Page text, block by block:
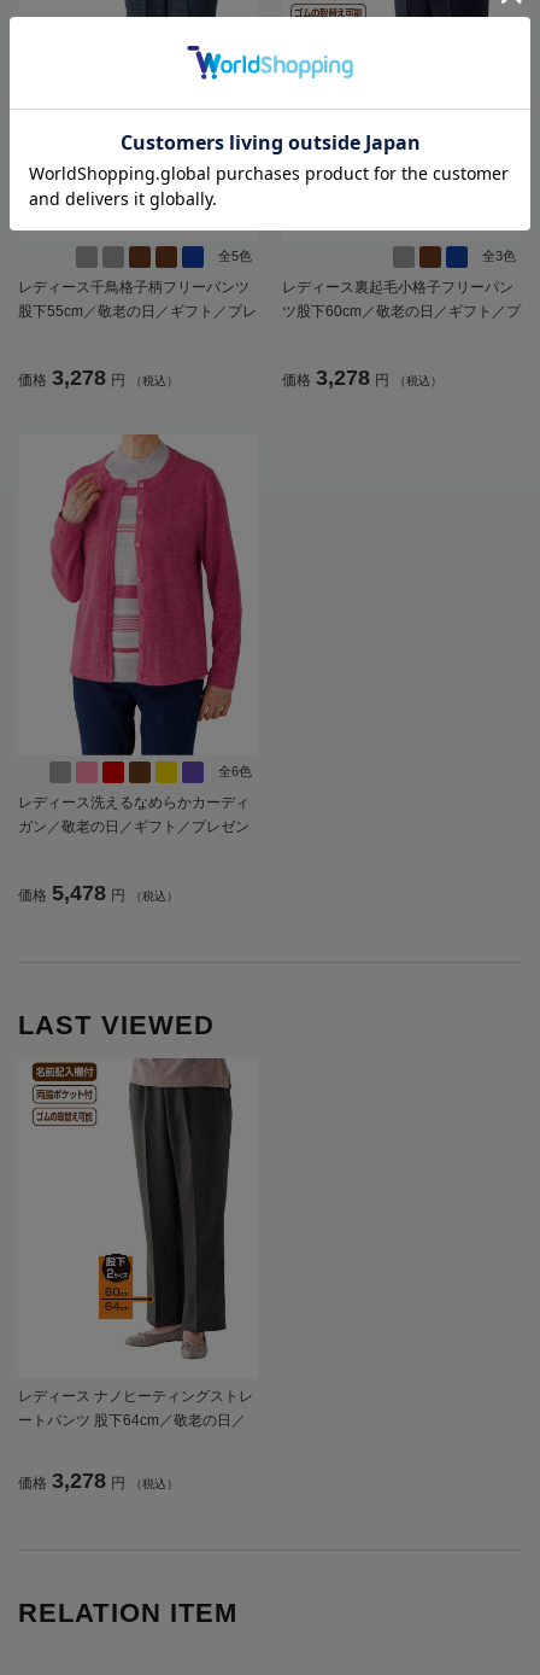
全5色
レディース千鳥格子柄フリーパンツ
股下55cm／敬老の日／ギフト／プレ
価格 3,278 円 （税込）
全3色
レディース裏起毛小格子フリーパン
ツ股下60cm／敬老の日／ギフト／プ
価格 3,278 円 （税込）
全6色
レディース洗えるなめらかカーディ
ガン／敬老の日／ギフト／プレゼン
価格 5,478 円 （税込）
LAST VIEWED
レディース ナノヒーティングストレ
ートパンツ 股下64cm／敬老の日／
価格 3,278 円 （税込）
RELATION ITEM